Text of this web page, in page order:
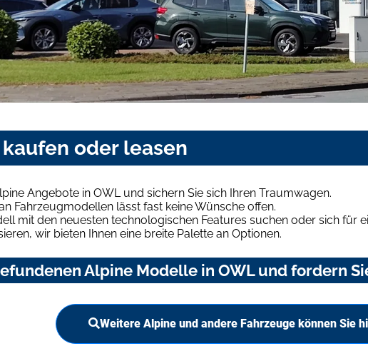
oder leasen
Angebote in OWL und sichern Sie sich Ihren Traumwagen.
Fahrzeugmodellen lässt fast keine Wünsche offen.
mit den neuesten technologischen Features suchen oder sich für
wir bieten Ihnen eine breite Palette an Optionen.
Alpine Modelle in OWL und fordern
Weitere Alpine und andere Fahrzeuge können Sie